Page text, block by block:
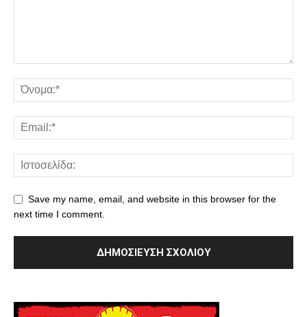
Save my name, email, and website in this browser for the
next time I comment.